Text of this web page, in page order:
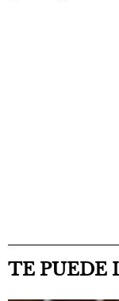
TE PUEDE